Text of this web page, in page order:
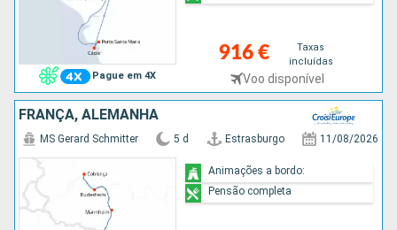
Pague em 4X
916 €
Taxas
incluídas
Voo disponível
FRANÇA, ALEMANHA
MS Gerard Schmitter 5 d Estrasburgo 11/08/2026
Animações a bordo:
Pensão completa